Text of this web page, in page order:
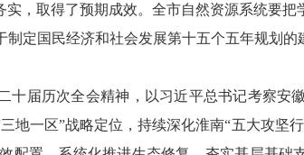
，取得了预期成效。全市自然资源系统要
定国民经济和社会发展第十五个五年规划
十届历次全会精神，以习近平总书记考察安
地一区”战略定位，持续深化淮南“五大攻坚